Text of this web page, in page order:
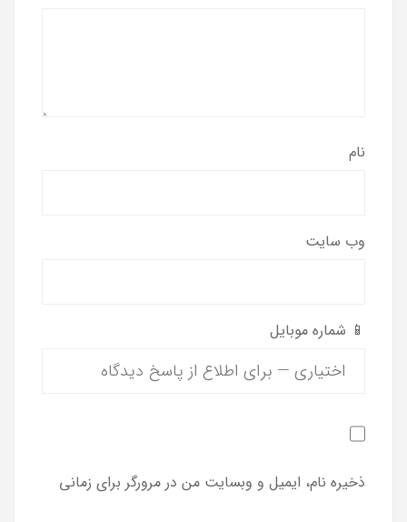
نام
وب‌ سایت
📱 شماره موبایل
ذخیره نام، ایمیل و وبسایت من در مرورگر برای زمانی